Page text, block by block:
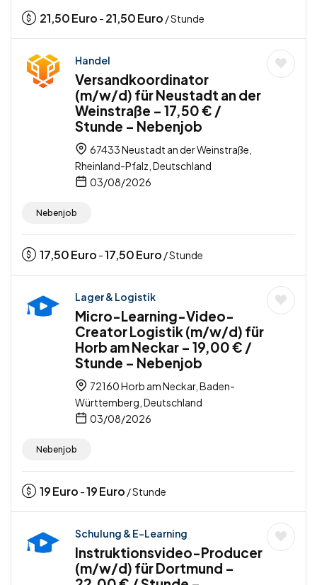
21,50Euro - 21,50Euro / Stunde
Handel
Versandkoordinator
(m/w/d) für Neustadt an der
Weinstraße – 17,50 € /
Stunde – Nebenjob
67433 Neustadt an der Weinstraße,
Rheinland-Pfalz, Deutschland
03/08/2026
Nebenjob
17,50Euro -17,50Euro / Stunde
Lager & Logistik
Micro-Learning-Video-
Creator Logistik (m/w/d) für
Horb am Neckar – 19,00 € /
Stunde – Nebenjob
72160 Horb am Neckar, Baden-
Württemberg, Deutschland
03/08/2026
Nebenjob
19Euro -19Euro / Stunde
Schulung & E-Learning
Instruktionsvideo-Producer
(m/w/d) für Dortmund –